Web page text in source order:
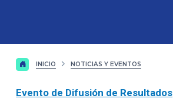
INICIO NOTICIAS Y EVENTOS
Evento de Difusión de Resultados